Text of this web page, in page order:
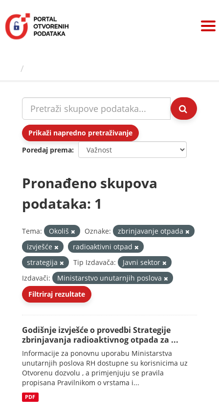
sadržaj
Prikaži napredno pretraživanje
Poredaj prema
Pronađeno skupova
podataka: 1
Tema: Okoliš Oznake:
zbrinjavanje otpada
izvješće
radioaktivni otpad
strategija
Tip Izdavača:
Javni sektor
Izdavači:
Ministarstvo unutarnjih poslova
Filtriraj rezultate
Godišnje izvješće o provedbi Strategije
zbrinjavanja radioaktivnog otpada za ...
Informacije za ponovnu uporabu Ministarstva
unutarnjih poslova RH dostupne su korisnicima uz
Otvorenu dozvolu , a primjenjuju se pravila
propisana Pravilnikom o vrstama i...
PDF